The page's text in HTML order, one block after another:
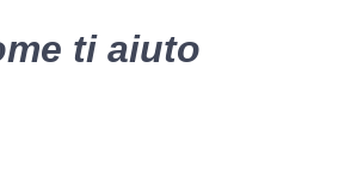
ti aiuto